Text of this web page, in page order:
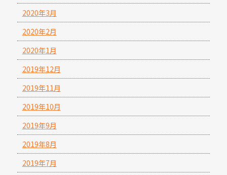
2020年3月
2020年2月
2020年1月
2019年12月
2019年11月
2019年10月
2019年9月
2019年8月
2019年7月